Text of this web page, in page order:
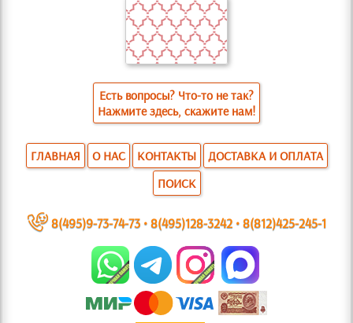
Есть вопросы? Что-то не так?
Нажмите здесь, скажите нам!
ГЛАВНАЯ О НАС КОНТАКТЫ
ДОСТАВКА И ОПЛАТА
ПОИСК
~ 8(495)9-73-74-73•8(495)128-3242•8(812)425-245-1